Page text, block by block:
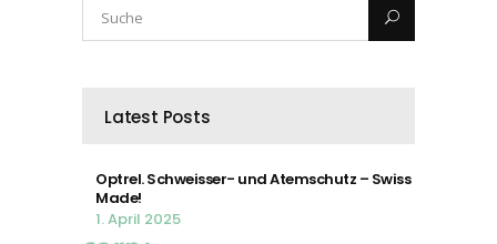
Latest Posts
Optrel. Schweisser- und Atemschutz – Swiss
Made!
1. April 2025